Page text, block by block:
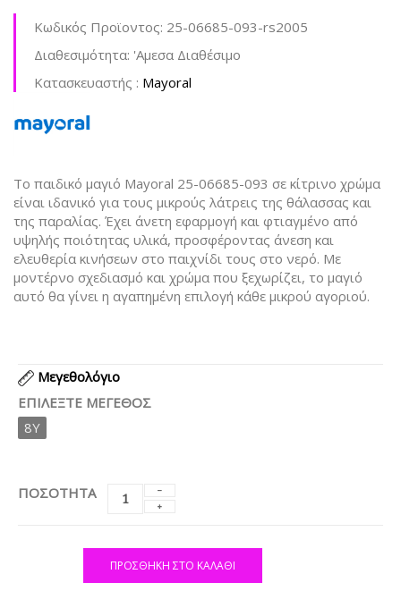
Κωδικός Προϊοντος: 25-06685-093-rs2005
Διαθεσιμότητα: 'Aμεσα Διαθέσιμο
Kατασκευαστής : Mayoral
Το παιδικό μαγιό Mayoral 25-06685-093 σε κίτρινο χρώμα
είναι ιδανικό για τους μικρούς λάτρεις της θάλασσας και
της παραλίας. Έχει άνετη εφαρμογή και φτιαγμένο από
υψηλής ποιότητας υλικά, προσφέροντας άνεση και
ελευθερία κινήσεων στο παιχνίδι τους στο νερό. Με
μοντέρνο σχεδιασμό και χρώμα που ξεχωρίζει, το μαγιό
αυτό θα γίνει η αγαπημένη επιλογή κάθε μικρού αγοριού.
Μεγεθολόγιο
ΕΠΙΛΈΞΤΕ ΜΈΓΕΘΟΣ
8Y
ΠΟΣΟΤΗΤΑ
ΠΡΟΣΘΉΚΗ ΣΤΟ ΚΑΛΆΘΙ